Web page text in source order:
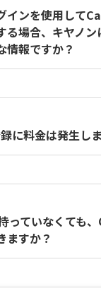
成方法は【カメ
IDの作成方
インを使用して
る場合、キヤノン
情報ですか？
ビスから取得しま
きるように、こ
登録フォームを入
に料金は発生し
っていなくても
ますか？